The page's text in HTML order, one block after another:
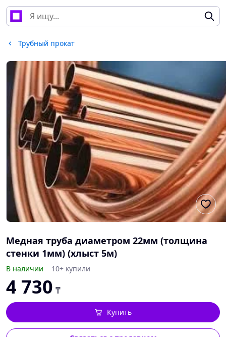
Трубный прокат
Медная труба диаметром 22мм (толщина
стенки 1мм) (хлыст 5м)
В наличии 10+ купили
4 730 ₸
Купить